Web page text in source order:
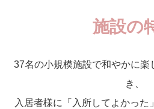
施設の
37名の小規模施設で和やかに楽
き、
入居者様に「入所してよかった